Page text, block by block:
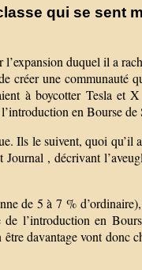
qui se sent
duquel il a
créer une communauté
à boycotter Tesla et
en Bourse de
Ils le suivent, quoi
, décrivant
de 5 à 7 %
l’introduction en
davantage vont donc